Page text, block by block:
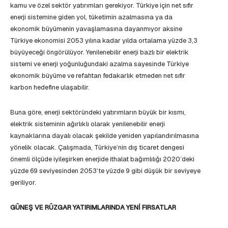
kamu ve özel sektör yatırımları gerekiyor. Türkiye için net sıfır
enerji sistemine giden yol, tüketimin azalmasına ya da
ekonomik büyümenin yavaşlamasına dayanmıyor aksine
Türkiye ekonomisi 2053 yılına kadar yılda ortalama yüzde 3,3
büyüyeceği öngörülüyor. Yenilenebilir enerji bazlı bir elektrik
sistemi ve enerji yoğunluğundaki azalma sayesinde Türkiye
ekonomik büyüme ve refahtan fedakarlık etmeden net sıfır
karbon hedefine ulaşabilir.
Buna göre, enerji sektöründeki yatırımların büyük bir kısmı,
elektrik sisteminin ağırlıklı olarak yenilenebilir enerji
kaynaklarına dayalı olacak şekilde yeniden yapılandırılmasına
yönelik olacak. Çalışmada, Türkiye’nin dış ticaret dengesi
önemli ölçüde iyileşirken enerjide ithalat bağımlılığı 2020’deki
yüzde 69 seviyesinden 2053’te yüzde 9 gibi düşük bir seviyeye
geriliyor.
GÜNEŞ VE RÜZGAR YATIRIMLARINDA YENİ FIRSATLAR